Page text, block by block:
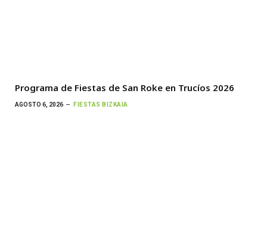
Programa de Fiestas de San Roke en Trucíos 2026
AGOSTO 6, 2026 FIESTAS BIZKAIA